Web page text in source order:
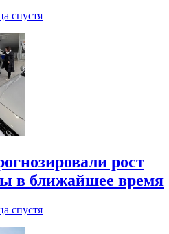
спустя
рост
в ближайшее время
спустя